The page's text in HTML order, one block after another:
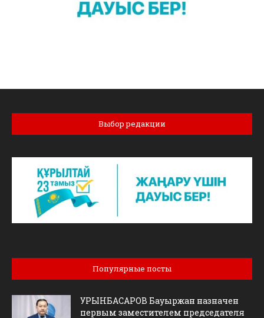
Выбор редакции
Популярные посты
УРЫНБАСАРОВ Бауыржан назначен
первым заместителем председателя